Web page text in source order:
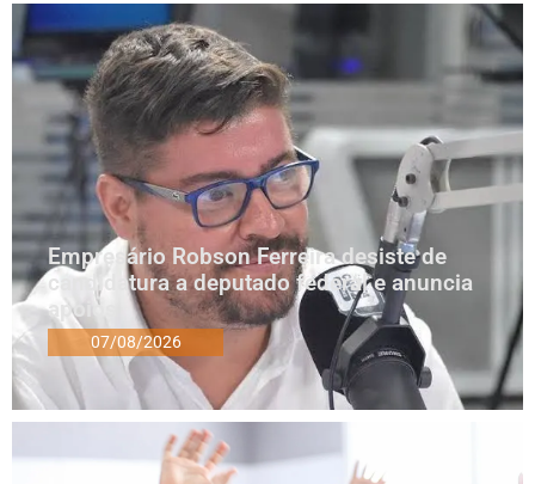
Empresário Robson Ferreira desiste de
candidatura a deputado federal e anuncia
apoios
07/08/2026